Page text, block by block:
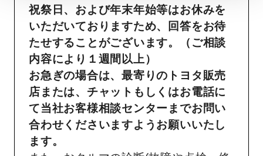
祝祭日、および年末年始等はお休みを
いただいておりますため、回答をお待
たせすることがございます。（ご相談
内容により１週間以上）
お急ぎの場合は、最寄りのトヨタ販売
店または、チャットもしくはお電話に
て当社お客様相談センターまでお問い
合わせくださいますようお願いいたし
ます。